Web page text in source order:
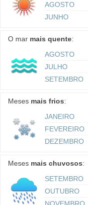
AGOSTO
JUNHO
O mar mais quente:
AGOSTO
JULHO
SETEMBRO
Meses mais frios:
JANEIRO
FEVEREIRO
DEZEMBRO
Meses mais chuvosos:
SETEMBRO
OUTUBRO